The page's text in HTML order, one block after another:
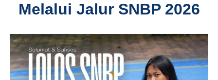
Melalui Jalur SNBP 2026